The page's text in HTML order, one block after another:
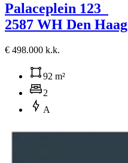
Palaceplein 123
2587 WH Den Haag
€ 498.000 k.k.
92 m²
2
A